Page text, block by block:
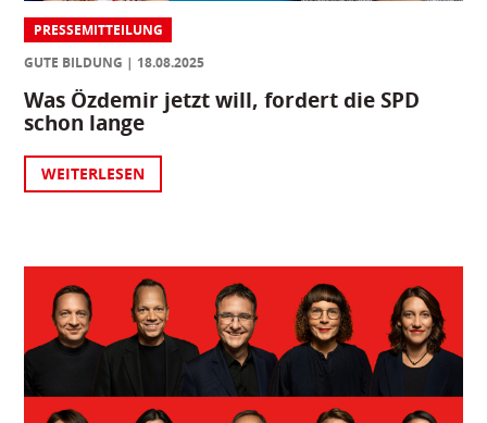
PRESSEMITTEILUNG
GUTE BILDUNG
18.08.2025
Was Özdemir jetzt will, fordert die SPD
schon lange
WEITERLESEN